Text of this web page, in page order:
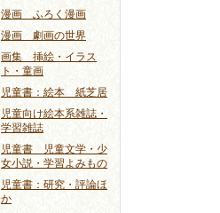
漫画 ふろく漫画
漫画 劇画の世界
画集 挿絵・イラス
ト・童画
児童書：絵本 紙芝居
児童向け絵本系雑誌・
学習雑誌
児童書 児童文学・少
女小説・学習よみもの
児童書：研究・評論ほ
か